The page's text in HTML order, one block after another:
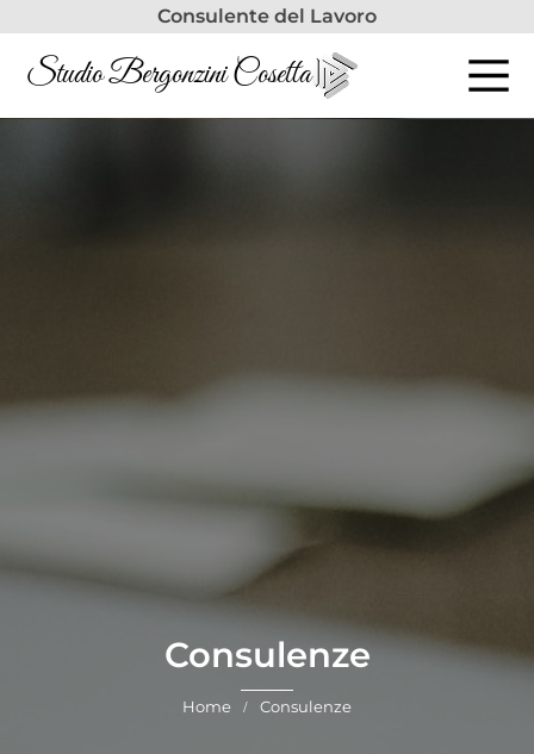
Consulente del Lavoro
Studio Bergonzini Cosetta
Consulenze
Home Consulenze